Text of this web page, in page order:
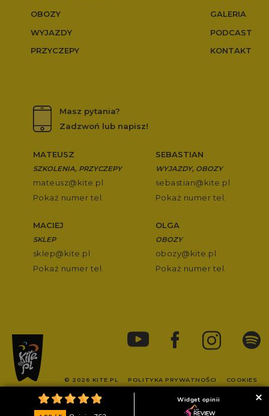
OBOZY
WYJAZDY
PRZYCZEPY
GALERIA
PODCAST
KONTAKT
Masz pytania?
Zadzwoń lub napisz!
MATEUSZ
SZKOLENIA, PRZYCZEPY
mateusz@kite.pl
Pokaż numer tel.
MACIEJ
SKLEP
sklep@kite.pl
Pokaż numer tel.
SEBASTIAN
WYJAZDY, OBOZY
sebastian@kite.pl
Pokaż numer tel.
OLGA
OBOZY
obozy@kite.pl
Pokaż numer tel.
POWERED BY
© 2026 KITE.PL POLITYKA PRYWATNOŚCI COOKIES
Widget opinii